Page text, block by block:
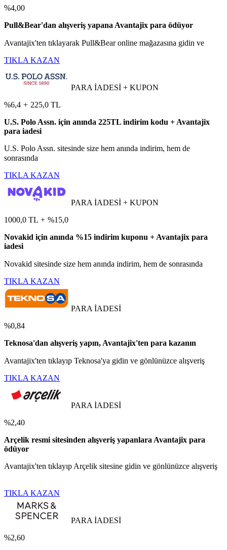
%4,00
Pull&Bear'dan alışveriş yapana Avantajix para ödüyor
Avantajix'ten tıklayarak Pull&Bear online mağazasına gidin ve
TIKLA KAZAN
PARA İADESİ + KUPON
%6,4 + 225,0 TL
U.S. Polo Assn. için anında 225TL indirim kodu + Avantajix
para iadesi
U.S. Polo Assn. sitesinde size hem anında indirim, hem de
sonrasında
TIKLA KAZAN
PARA İADESİ + KUPON
1000,0 TL + %15,0
Novakid için anında %15 indirim kuponu + Avantajix para
iadesi
Novakid sitesinde size hem anında indirim, hem de sonrasında
TIKLA KAZAN
PARA İADESİ
%0,84
Teknosa'dan alışveriş yapın, Avantajix'ten para kazanın
Avantajix'ten tıklayıp Teknosa'ya gidin ve gönlünüzce alışveriş
TIKLA KAZAN
PARA İADESİ
%2,40
Arçelik resmi sitesinden alışveriş yapanlara Avantajix para
ödüyor
Avantajix'ten tıklayıp Arçelik sitesine gidin ve gönlünüzce alışveriş
TIKLA KAZAN
PARA İADESİ
%2,60